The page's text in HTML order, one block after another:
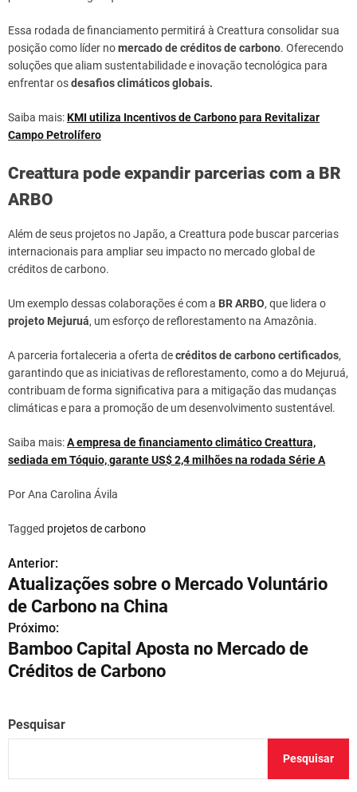
Essa rodada de financiamento permitirá à Creattura consolidar sua
posição como líder nomercado de créditos de carbono. Oferecendo
soluções que aliam sustentabilidade e inovação tecnológica para
enfrentar osdesafios climáticos globais.
Saiba mais:KMI utiliza Incentivos de Carbono para Revitalizar
Campo Petrolífero
Creattura pode expandir parcerias com a BR
ARBO
Além de seus projetos no Japão, a Creattura pode buscar parcerias
internacionais para ampliar seu impacto no mercado global de
créditos de carbono.
Um exemplo dessas colaborações é com a BR ARBO, que lidera o
projeto Mejuruá, um esforço de reflorestamento na Amazônia.
A parceria fortaleceria a oferta decréditos de carbono certificados,
garantindo que as iniciativas de reflorestamento, como a do Mejuruá,
contribuam de forma significativa para a mitigação das mudanças
climáticas e para a promoção de um desenvolvimento sustentável.
Saiba mais:A empresa de financiamento climático Creattura,
sediada em Tóquio, garante US$ 2,4 milhões na rodada Série A
Por Ana Carolina Ávila
Tagged projetos de carbono
N
a
v
e
a
ã
Anterior:
Atualizações sobre o Mercado Voluntário
de Carbono na China
Próximo:
Bamboo Capital Aposta no Mercado de
Créditos de Carbono
Pesquisar
Pesquisar